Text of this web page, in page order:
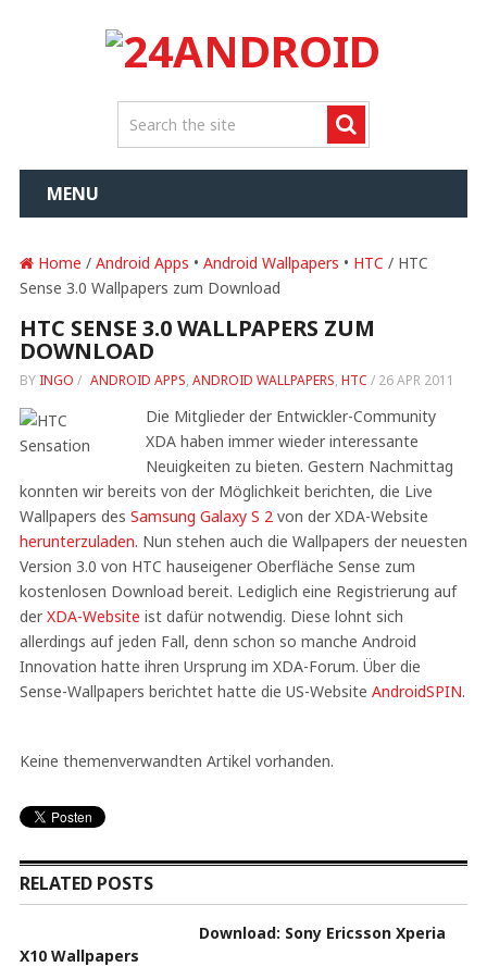
MENU
Home / Android Apps • Android Wallpapers • HTC / HTC
Sense 3.0 Wallpapers zum Download
HTC SENSE 3.0 WALLPAPERS ZUM
DOWNLOAD
BY INGO / ANDROID APPS, ANDROID WALLPAPERS, HTC / 26 APR 2011
Die Mitglieder der Entwickler-Community
XDA haben immer wieder interessante
Neuigkeiten zu bieten. Gestern Nachmittag
konnten wir bereits von der Möglichkeit berichten, die Live
Wallpapers des Samsung Galaxy S 2von der XDA-Website
herunterzuladen. Nun stehen auch die Wallpapers der neuesten
Version 3.0 von HTC hauseigener Oberfläche Sense zum
kostenlosen Download bereit. Lediglich eine Registrierung auf
der XDA-Website ist dafür notwendig. Diese lohnt sich
allerdings auf jeden Fall, denn schon so manche Android
Innovation hatte ihren Ursprung im XDA-Forum. Über die
Sense-Wallpapers berichtet hatte die US-Website AndroidSPIN.
Keine themenverwandten Artikel vorhanden.
RELATED POSTS
Download: Sony Ericsson Xperia
X10 Wallpapers